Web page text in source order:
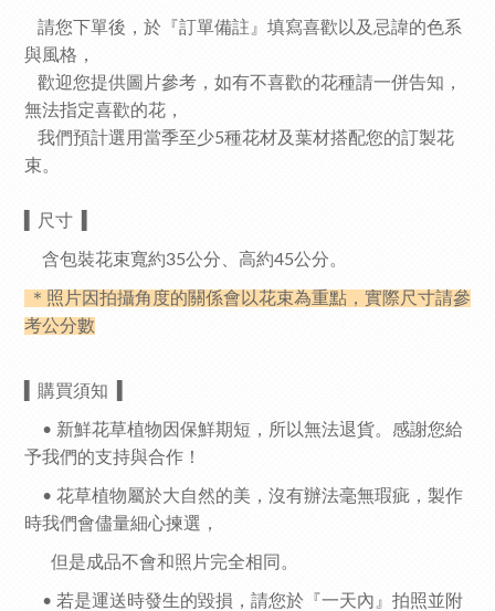
請您下單後，於『訂單備註』填寫喜歡以及忌諱的色系
與風格，
歡迎您提供圖片參考，如有不喜歡的花種請一併告知，
無法指定喜歡的花，
我們預計選用當季至少5種花材及葉材搭配您的訂製花
束。
尺寸
含包裝花束寬約35公分、 高約45公分。
＊照片因拍攝角度的關係會以花束為重點，實際尺寸請參
考公分數
購買須知
• 新鮮花草植物因保鮮期短，所以無法退貨。感謝您給
予我們的支持與合作！
• 花草植物屬於大自然的美，沒有辦法毫無瑕疵，製作
時我們會儘量細心揀選，
但是成品不會和照片完全相同。
• 若是運送時發生的毀損，請您於『一天內』拍照並附